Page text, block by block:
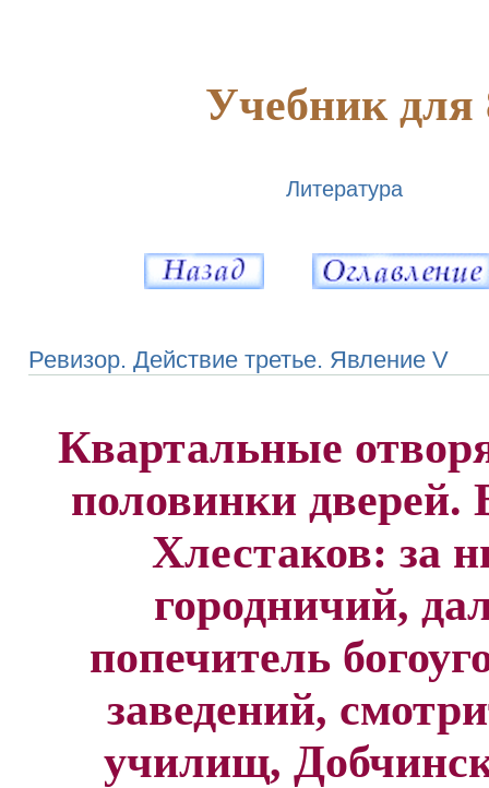
Учебник для
Литература
Ревизор. Действие третье. Явление V
Квартальные
половинки дверей.
Хлестаков: за
городничий,
попечитель
заведений,
училищ,